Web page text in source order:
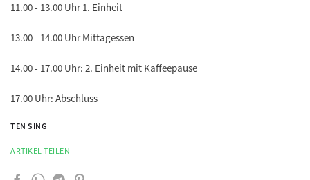
11.00 - 13.00 Uhr 1. Einheit
13.00 - 14.00 Uhr Mittagessen
14.00 - 17.00 Uhr: 2. Einheit mit Kaffeepause
17.00 Uhr: Abschluss
TEN SING
ARTIKEL TEILEN